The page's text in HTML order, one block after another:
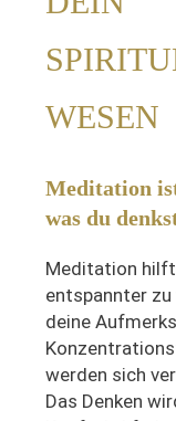
WESEN
Meditation
was du
Meditation
entspannter zu
deine
werden sich
Das Denken